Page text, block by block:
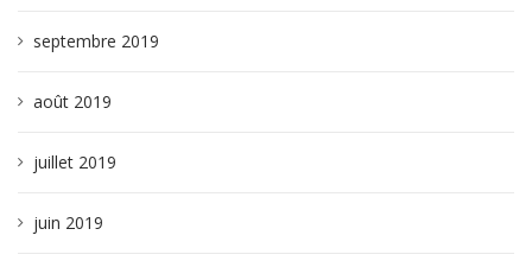
septembre 2019
août 2019
juillet 2019
juin 2019